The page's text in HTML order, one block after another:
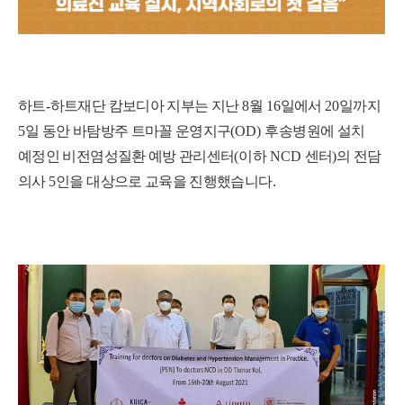
하트-하트재단 캄보디아 지부는 지난8월 16일에서 20일까지
5일 동안 바탐방주 트마꼴 운영지구(OD) 후송병원에 설치
예정인 비전염성질환 예방 관리센터(이하NCD 센터)의 전담
의사 5인을 대상으로 교육을 진행했습니다.